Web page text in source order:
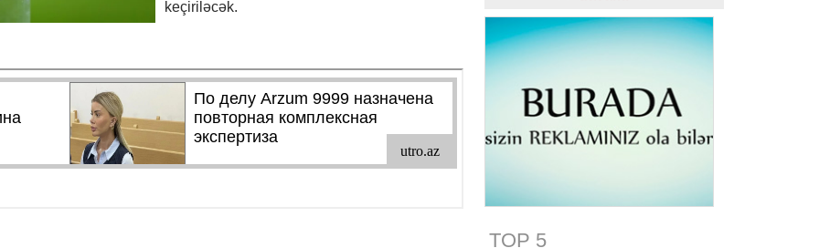
keçiriləcək.
13:23Azərbaycanın Malayziyadakı
səfiri geri çağırılıb, yenisi təyin
olunub
səfiri dəyişib
13:22 Azərbaycan Estoniyaya yeni
səfir təyin edib
12:48Azərbaycanda şənbə günü 39
TOP 5